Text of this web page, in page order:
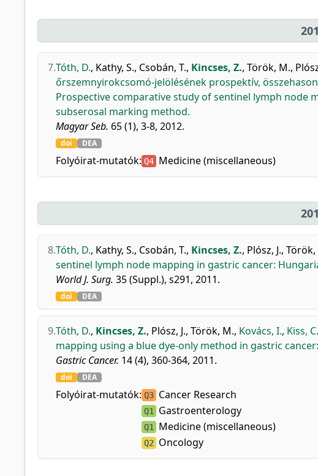
7.Tóth, D., Kathy, S., Csobán, T., Kincses, Z., Török, M.,
őrszemnyirokcsomó-jelölésének prospektív,
Prospective comparative study of sentinel lymph node
subserosal marking method.
Magyar Seb. 65 (1), 3-8, 2012.
doi DEA
Folyóirat-mutatók: Q4 Medicine (miscellaneous)
8.Tóth, D., Kathy, S., Csobán, T., Kincses, Z., Plósz, J., Török,
sentinel lymph node mapping in gastric cancer:
World J. Surg. 35 (Suppl.), s291, 2011.
doi DEA
9.Tóth, D., Kincses, Z., Plósz, J., Török, M., Kovács, I., Kiss, C.
mapping using a blue dye-only method in gastric
Gastric Cancer. 14 (4), 360-364, 2011.
doi DEA
Folyóirat-mutatók: Q3 Cancer Research
Q1 Gastroenterology
Q1 Medicine (miscellaneous)
Q2 Oncology